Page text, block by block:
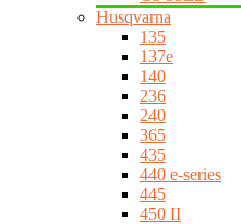
Husqvarna
135
137e
140
236
240
365
435
440 e-series
445
450 II